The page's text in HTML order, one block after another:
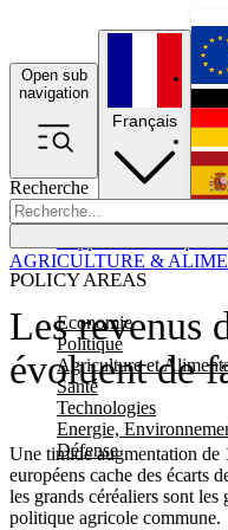
Open sub
navigation
Recherche
POLICY AREAS
Economie
Politique
Agriculture et
Santé
Technologies
Energie,
Défense
Français
Les revenus
évoluent de
Une timide augmentation de
européens cache des écarts
les grands céréaliers sont
politique agricole commune.
AGRICULTURE &